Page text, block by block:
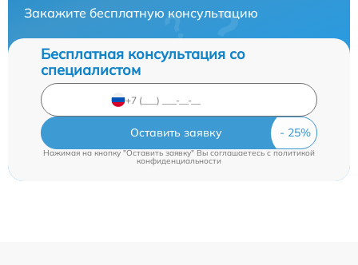
Закажите бесплатную консультацию
Бесплатная консультация со
специалистом
Оставить заявку
Нажимая на кнопку "Оставить заявку" Вы соглашаетесь cполитикой
конфиденциальности